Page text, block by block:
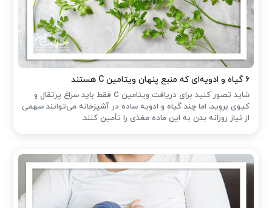
۶ گیاه و ادویه‌ای که منبع پنهان ویتامین C هستند
شاید تصور کنید برای دریافت ویتامین C فقط باید سراغ پرتقال و
کیوی بروید، اما چند گیاه و ادویه ساده در آشپزخانه می‌توانند سهمی
از نیاز روزانه بدن به این ماده مغذی را تأمین کنند.